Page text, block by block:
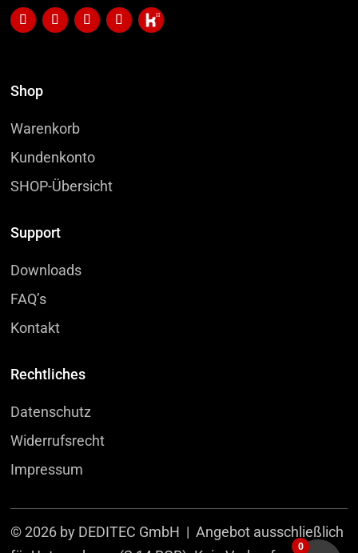
Shop
Warenkorb
Kundenkonto
SHOP-Übersicht
Support
Downloads
FAQ’s
Kontakt
Rechtliches
Datenschutz
Widerrufsrecht
Impressum
© 2026 by DEDITEC GmbH | Angebot ausschließlich
0